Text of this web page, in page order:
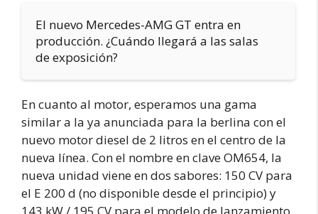
El nuevo Mercedes-AMG GT entra en
producción. ¿Cuándo llegará a las salas
de exposición?
En cuanto al motor, esperamos una gama
similar a la ya anunciada para la berlina con el
nuevo motor diesel de 2 litros en el centro de la
nueva línea. Con el nombre en clave OM654, la
nueva unidad viene en dos sabores: 150 CV para
el E 200 d (no disponible desde el principio) y
143 kW / 195 CV para el modelo de lanzamiento